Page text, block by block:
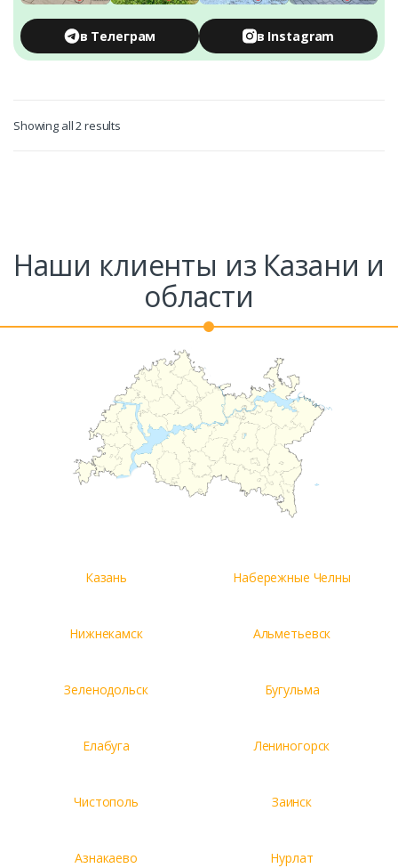
Ваш телефон*
Комментарий к заказу
в Телеграм в Instagram
Showing all 2 results
Наши клиенты из Казани и
области
Казань Набережные Челны
Нижнекамск Альметьевск
Зеленодольск Бугульма
Елабуга Лениногорск
Чистополь Заинск
Азнакаево Нурлат